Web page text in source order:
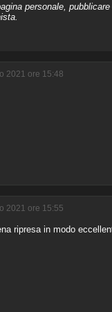
personale,
2021 ore 15:48
2021 ore 15:55
ripresa in modo